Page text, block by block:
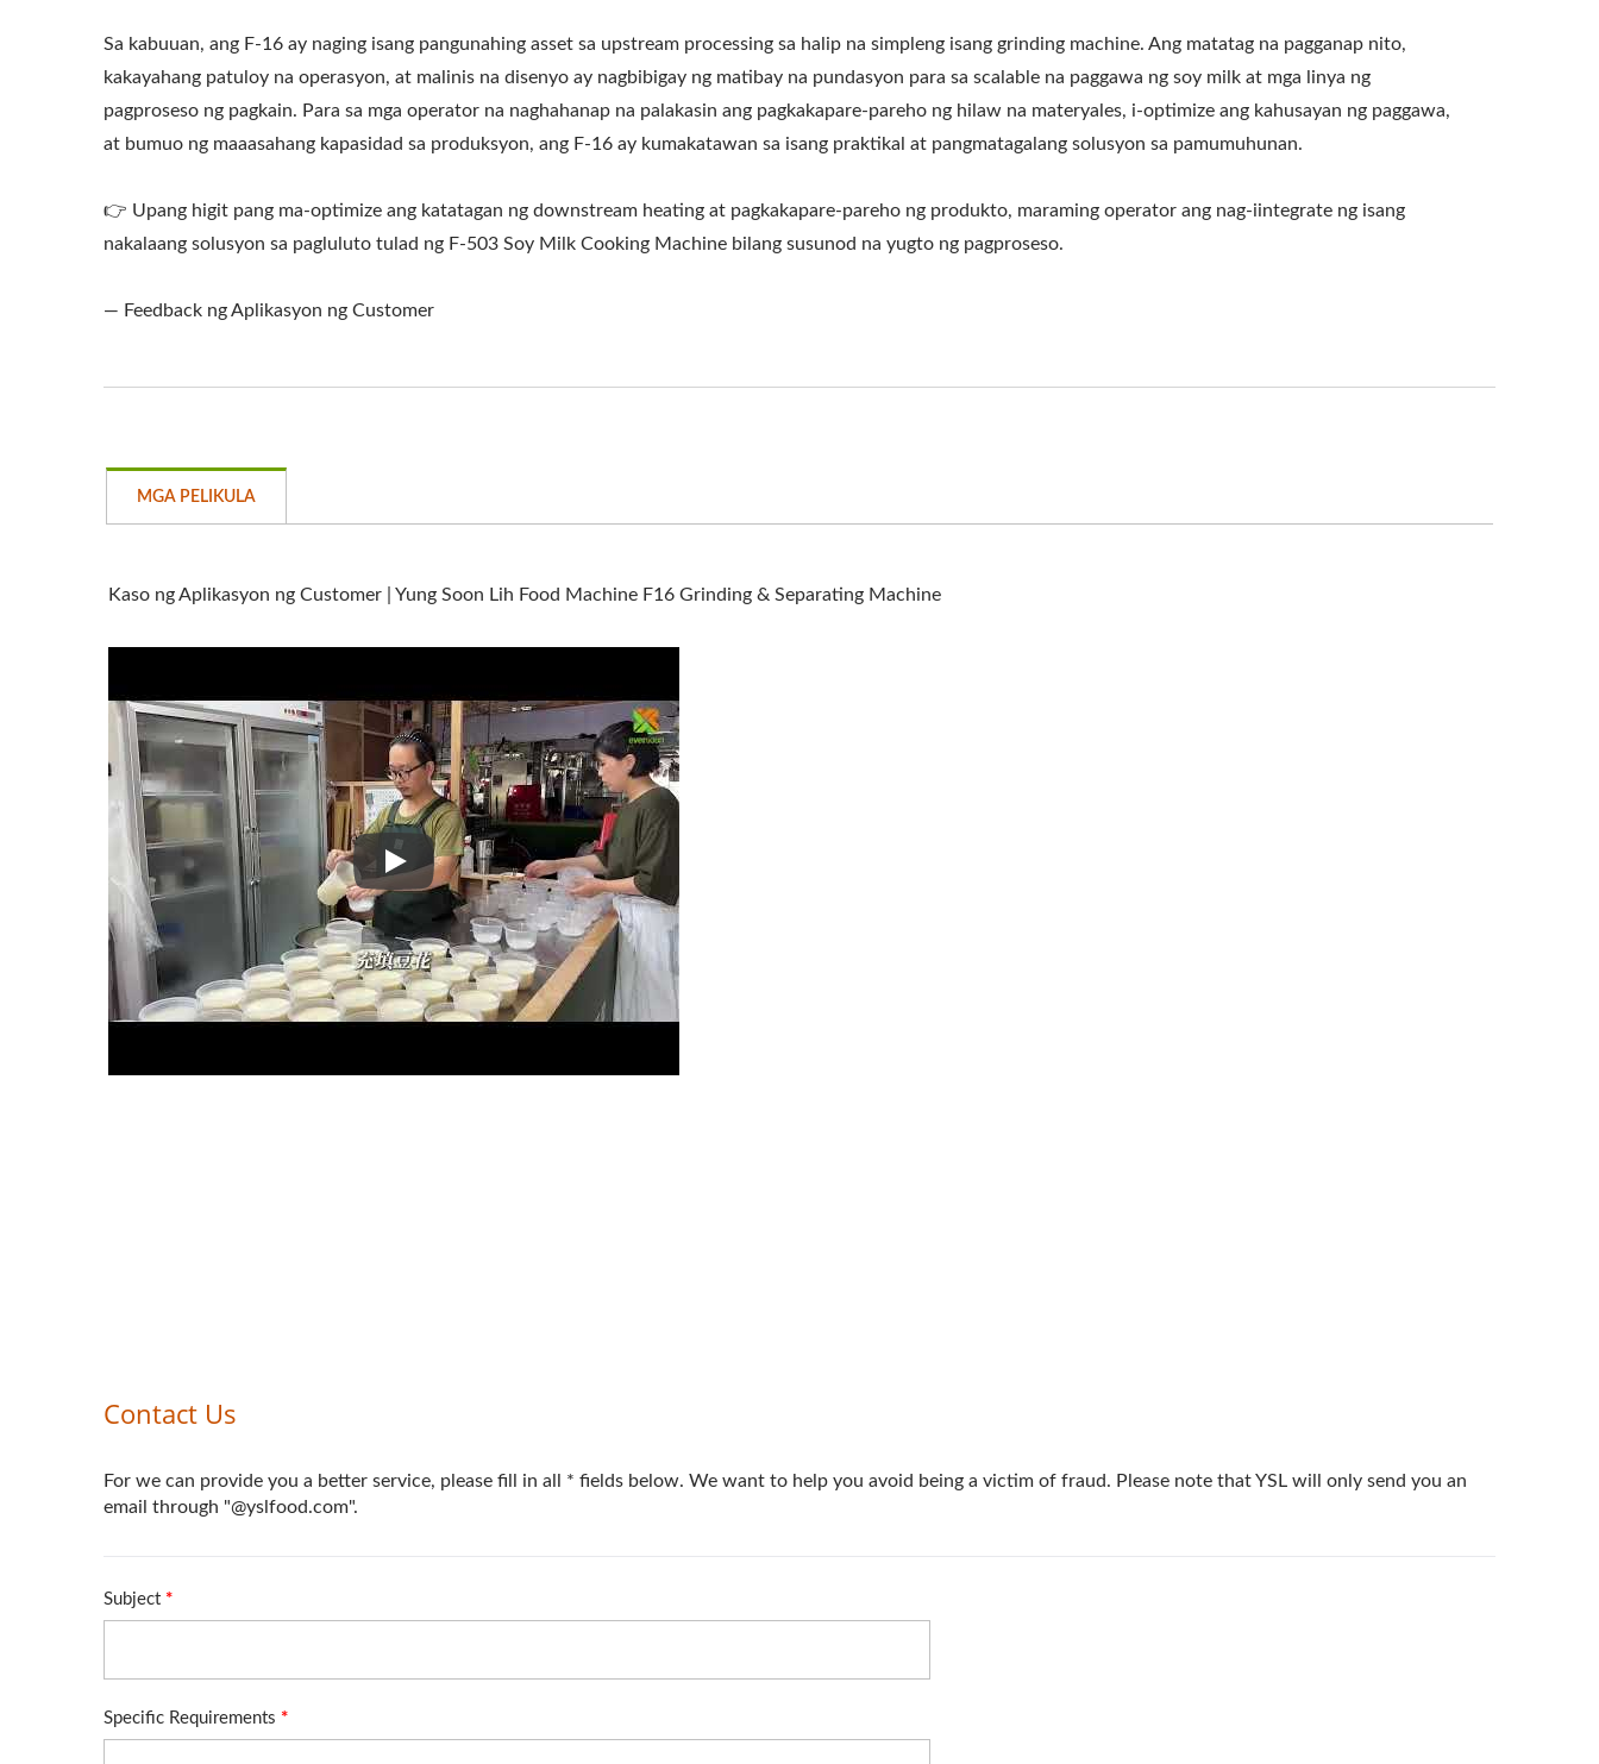
Sa kabuuan, ang F-16 ay naging isang pangunahing asset sa upstream processing sa halip na simpleng isang grinding machine. Ang matatag na pagganap nito,
kakayahang patuloy na operasyon, at malinis na disenyo ay nagbibigay ng matibay na pundasyon para sa scalable na paggawa ng soy milk at mga linya ng
pagproseso ng pagkain. Para sa mga operator na naghahanap na palakasin ang pagkakapare-pareho ng hilaw na materyales, i-optimize ang kahusayan ng paggawa,
at bumuo ng maaasahang kapasidad sa produksyon, ang F-16 ay kumakatawan sa isang praktikal at pangmatagalang solusyon sa pamumuhunan.
👉 Upang higit pang ma-optimize ang katatagan ng downstream heating at pagkakapare-pareho ng produkto, maraming operator ang nag-iintegrate ng isang
nakalaang solusyon sa pagluluto tulad ng F-503 Soy Milk Cooking Machine bilang susunod na yugto ng pagproseso.
— Feedback ng Aplikasyon ng Customer
MGA PELIKULA
Kaso ng Aplikasyon ng Customer | Yung Soon Lih Food Machine F16 Grinding & Separating Machine
Kaso ng Aplikasyon ng Customer | Yung Soon Lih Food Machine F16 Grinding & Separating Machine